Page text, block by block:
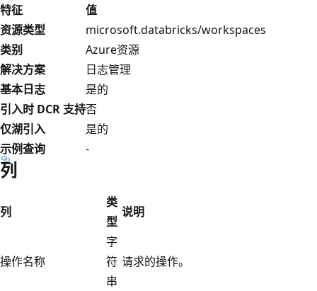
特征
值
资源类型
microsoft.databricks/workspaces
类别
Azure资源
解决方案
日志管理
基本日志
是的
引入时 DCR 支持否
仅湖引入
是的
示例查询
-
列
列
类
型
说明
操作名称
字
符
串
请求的操作。